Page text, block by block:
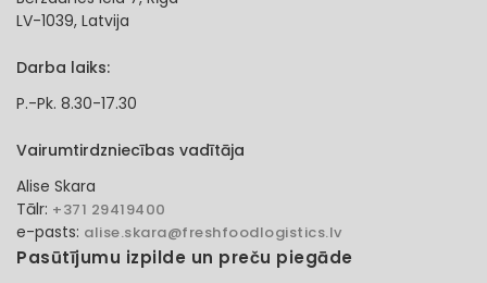
LV-1039, Latvija
Darba laiks:
P.-Pk. 8.30-17.30
Vairumtirdzniecības vadītāja
Alise Skara
Tālr: +371 29419400
e-pasts: alise.skara@freshfoodlogistics.lv
Pasūtījumu izpilde un preču piegāde